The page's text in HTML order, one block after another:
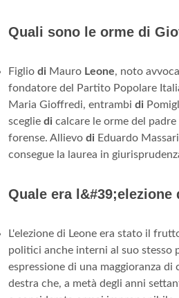
Quali sono le orme di
Figlio di Mauro Leone, noto
fondatore del Partito Popolare
Maria Gioffredi, entrambi di
sceglie di calcare le orme del
forense. Allievo di Eduardo
consegue la laurea in
Quale era l&#39;elezione
L'elezione di Leone era stato il
politici anche interni al suo stesso
espressione di una maggioranza di
destra che, a metà degli anni